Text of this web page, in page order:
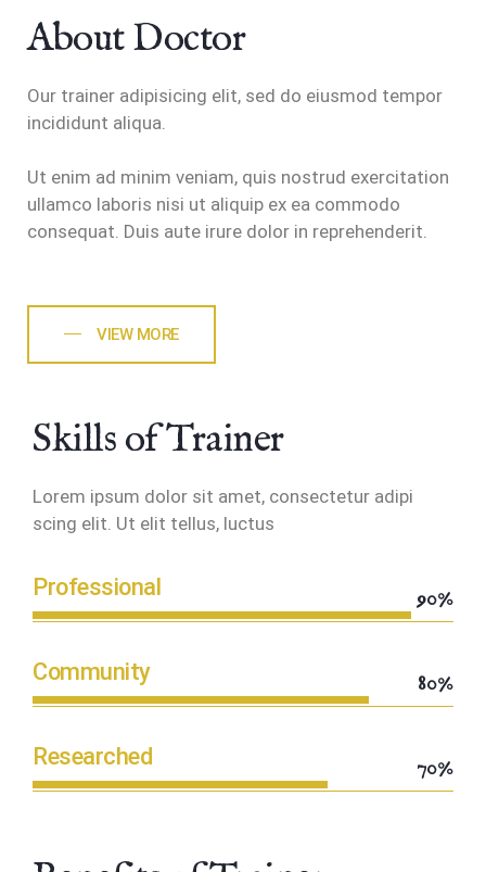
About Doctor
Our trainer adipisicing elit, sed do eiusmod tempor
incididunt aliqua.
Ut enim ad minim veniam, quis nostrud exercitation
ullamco laboris nisi ut aliquip ex ea commodo
consequat. Duis aute irure dolor in reprehenderit.
VIEW MORE
Skills of Trainer
Lorem ipsum dolor sit amet, consectetur adipi
scing elit. Ut elit tellus, luctus
Professional 90%
Community 80%
Researched 70%